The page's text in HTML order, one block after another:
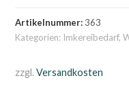
Artikelnummer: 363
Kategorien: Imkereibedarf,
zzgl.Versandkosten